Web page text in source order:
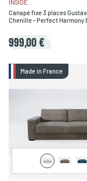
INSIDE
Canapé fixe 3 places
Chenille - Perfect Harmony
999,00 €
Made in France